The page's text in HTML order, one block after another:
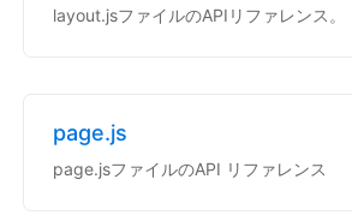
layout.jsファイルのAPIリファレンス。
page.js
page.jsファイルのAPI リファレンス